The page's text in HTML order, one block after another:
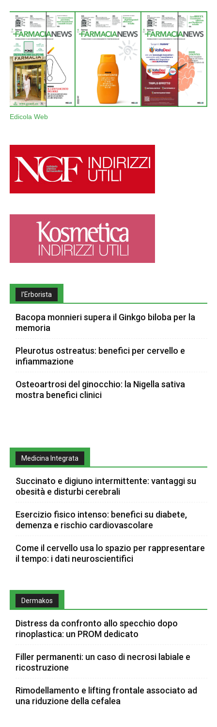
Edicola Web
l’Erborista
Bacopa monnieri supera il Ginkgo biloba per la
memoria
Pleurotus ostreatus: benefici per cervello e
infiammazione
Osteoartrosi del ginocchio: la Nigella sativa
mostra benefici clinici
Medicina Integrata
Succinato e digiuno intermittente: vantaggi su
obesità e disturbi cerebrali
Esercizio fisico intenso: benefici su diabete,
demenza e rischio cardiovascolare
Come il cervello usa lo spazio per rappresentare
il tempo: i dati neuroscientifici
Dermakos
Distress da confronto allo specchio dopo
rinoplastica: un PROM dedicato
Filler permanenti: un caso di necrosi labiale e
ricostruzione
Rimodellamento e lifting frontale associato ad
una riduzione della cefalea